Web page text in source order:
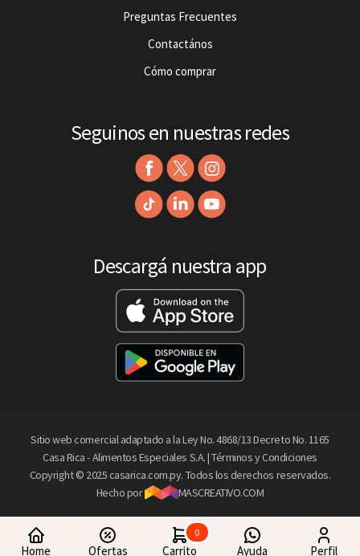
Home Ofertas Carrito
0
Ayuda Perfil
Preguntas Frecuentes
Contactános
Cómo comprar
Seguinos en nuestras redes
Descargá nuestra app
Sitio web comercial adaptado a la Ley No. 4868/13 Decreto No. 1165
Casa Rica - Alimentos Especiales S.A. |Términos y Condiciones
Copyright © 2025 casarica.com.py. Todos los derechos reservados.
Hecho por
MASCREATIVO.COM